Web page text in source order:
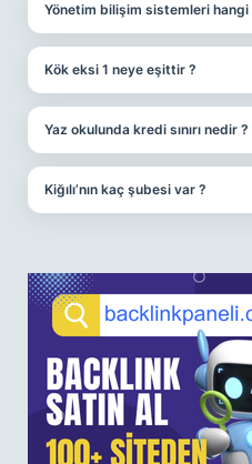
Yönetim bilişim sistemleri hangi
Kök eksi 1 neye eşittir ?
Yaz okulunda kredi sınırı nedir ?
Kiğılı’nın kaç şubesi var ?